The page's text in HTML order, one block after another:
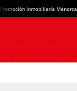
Promoción inmobiliaria Menorca